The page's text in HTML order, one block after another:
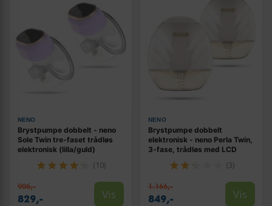
NENO
Brystpumpe dobbelt - neno
Sole Twin tre-faset trådløs
elektronisk (lilla/guld)
(10)
906,-
829,- Vis
NENO
Brystpumpe dobbelt
elektronisk - neno Perla Twin,
3‑fase, trådløs med LCD
(3)
1.166,-
849,- Vis